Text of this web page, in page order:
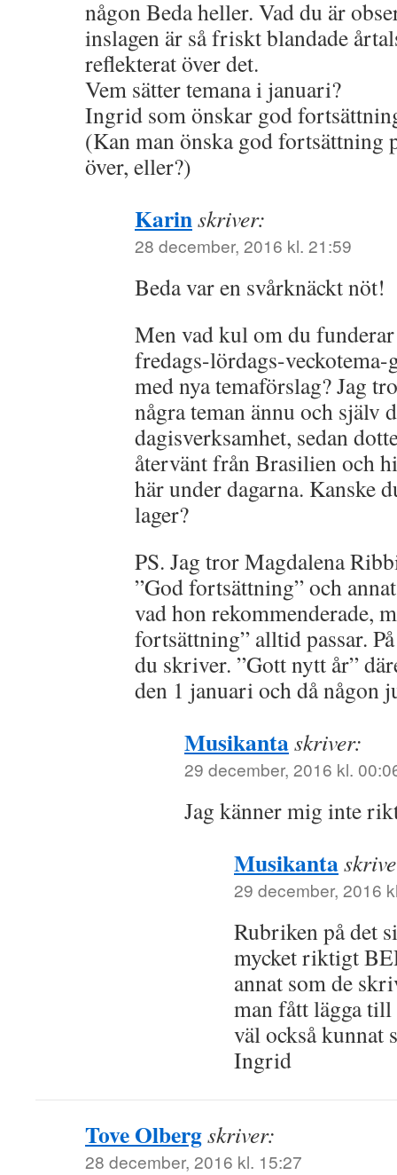
någon Beda heller. Vad du är
inslagen är så friskt blandade
reflekterat över det.
Vem sätter temana i januari?
Ingrid som önskar god
(Kan man önska god fortsättning
över, eller?)
Karinskriver:
28 december, 2016 kl. 21:59
Beda var en svårknäckt nöt!
Men vad kul om du
fredags-lördags-veckotema-
med nya temaförslag? Jag
några teman ännu och själv
dagisverksamhet, sedan
återvänt från Brasilien och
här under dagarna. Kanske
lager?
PS. Jag tror Magdalena
”God fortsättning” och
vad hon rekommenderade,
fortsättning” alltid passar.
du skriver. ”Gott nytt år”
den 1 januari och då någon
Musikantaskriver:
29 december, 2016 kl.
Jag känner mig inte
Musikanta
29 december, 2016
Rubriken på det
mycket riktigt
annat som de
man fått lägga till
väl också kunnat
Ingrid
Tove Olbergskriver:
28 december, 2016 kl. 15:27